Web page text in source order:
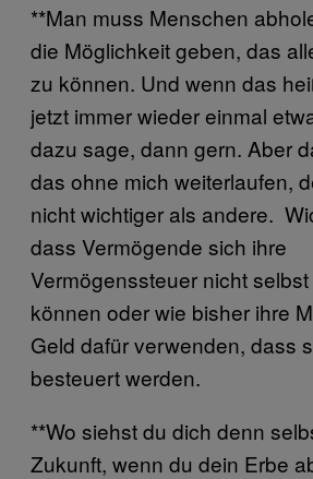
**Man muss Menschen
die Möglichkeit geben, das
zu können. Und wenn das
jetzt immer wieder einmal
dazu sage, dann gern. Aber
das ohne mich weiterlaufen,
nicht wichtiger als andere.
dass Vermögende sich ihre
Vermögenssteuer nicht
können oder wie bisher ihre
Geld dafür verwenden, dass
besteuert werden.
**Wo siehst du dich denn
Zukunft, wenn du dein Erbe